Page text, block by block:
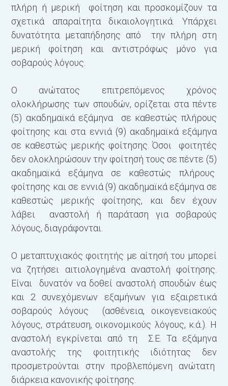
πλήρη ή μερική φοίτηση και προσκομίζουν τα
σχετικά απαραίτητα δικαιολογητικά. Υπάρχει
δυνατότητα μεταπήδησης από την πλήρη στη
μερική φοίτηση και αντιστρόφως μόνο για
σοβαρούς λόγους.
Ο ανώτατος επιτρεπόμενος χρόνος
ολοκλήρωσης των σπουδών, ορίζεται στα πέντε
(5) ακαδημαϊκά εξάμηνα σε καθεστώς πλήρους
φοίτησης και στα εννιά (9) ακαδημαϊκά εξάμηνα
σε καθεστώς μερικής φοίτησης. Όσοι φοιτητές
δεν ολοκληρώσουν την φοίτησή τους σε πέντε (5)
ακαδημαϊκά εξάμηνα σε καθεστώς πλήρους
φοίτησης και σε εννιά (9) ακαδημαϊκά εξάμηνα σε
καθεστώς μερικής φοίτησης, και δεν έχουν
λάβει αναστολή ή παράταση για σοβαρούς
λόγους, διαγράφονται.
Ο μεταπτυχιακός φοιτητής με αίτησή του μπορεί
να ζητήσει αιτιολογημένα αναστολή φοίτησης.
Είναι δυνατόν να δοθεί αναστολή σπουδών έως
και 2 συνεχόμενων εξαμήνων για εξαιρετικά
σοβαρούς λόγους (ασθένεια, οικογενειακούς
λόγους, στράτευση, οικονομικούς λόγους, κ.ά.). Η
αναστολή εγκρίνεται από τη Σ.Ε. Τα εξάμηνα
αναστολής της φοιτητικής ιδιότητας δεν
προσμετρούνται στην προβλεπόμενη ανώτατη
διάρκεια κανονικής φοίτησης.